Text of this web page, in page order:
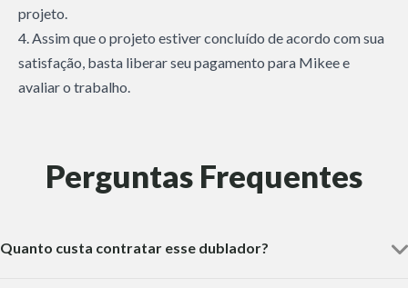
projeto.
4. Assim que o projeto estiver concluído de acordo com sua
satisfação, basta liberar seu pagamento para Mikee e
avaliar o trabalho.
Perguntas Frequentes
Quanto custa contratar esse dublador?